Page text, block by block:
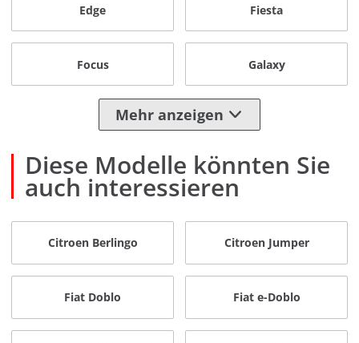
Edge Fiesta
Focus Galaxy
Mehr anzeigen
Diese Modelle könnten Sie
auch interessieren
Citroen Berlingo Citroen Jumper
Fiat Doblo Fiat e-Doblo